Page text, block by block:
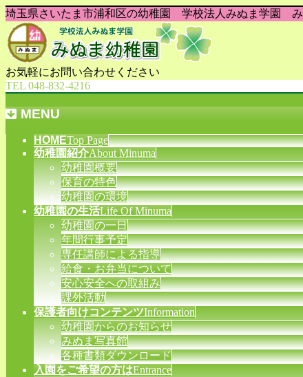
埼玉県さいたま市浦和区の幼稚園 学校法人みぬま学園 み
お気軽にお問い合わせください
TEL 048-832-4216
MENU
HOMETop Page
幼稚園紹介About Minuma
幼稚園概要
保育の特色
幼稚園の環境
幼稚園の生活Life Of Minuma
幼稚園の一日
年間行事予定
専任講師による指導
給食・お弁当について
安心安全への取組み
課外活動
保護者向けコンテンツInformation
幼稚園からのお知らせ
みぬま写真館
各種書類ダウンロード
入園をご希望の方はEntrance